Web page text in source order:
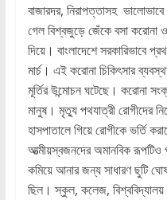
বাজারদর, নিরাপত্তাসহ
গেল বিশ্বজুড়ে জেঁকে বসা করোনা
দিয়ে। বাংলাদেশে সরকারিভাবে
মার্চ। এই করোনা চিকিৎসার
মূর্তির উন্মোচন ঘটেছে। করোনা
মানুষ। মৃত্যু পথযাত্রী রোগীদের
হাসপাতালে গিয়ে রোগীকে ভর্তি
আত্মীয়স্বজনদের অমানবিক
কমিয়ে আনার জন্য সাধারণ ছুটি
ছিল। স্কুল, কলেজ,